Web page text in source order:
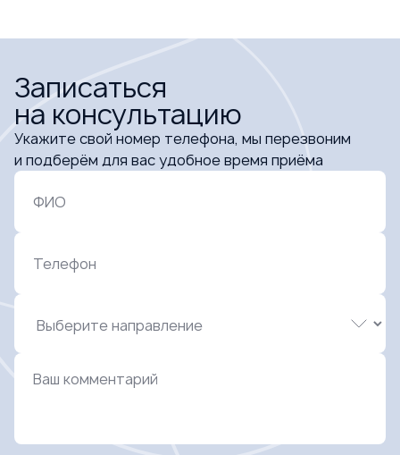
Записаться
на консультацию
Укажите свой номер телефона, мы перезвоним
и подберём для вас удобное время приёма
ФИО
Телефон
Ваш комментарий